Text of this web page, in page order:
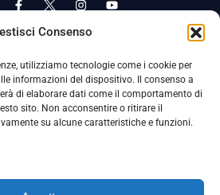
Consenso
utilizziamo tecnologie come i cookie per
informazioni del dispositivo. Il consenso a
di elaborare dati come il comportamento di
sito. Non acconsentire o ritirare il
su alcune caratteristiche e funzioni.
Policy Cookie Policy
dei Dati Personali (DPO), figura specializzata che vigila sulle modalità
Società per tutelare i Suoi dati personali.
contattare il DPO può scrivere a